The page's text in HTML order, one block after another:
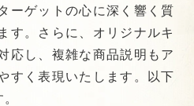
ーゲットの心に深く響く質
す。さらに、オリジナルキ
応し、複雑な商品説明もア
すく表現いたします。以下